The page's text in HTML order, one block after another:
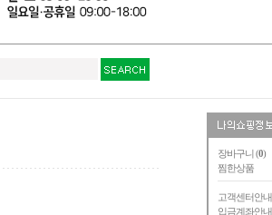
장바구니 (0)
찜한상품
고객센터안내
입금계좌안내